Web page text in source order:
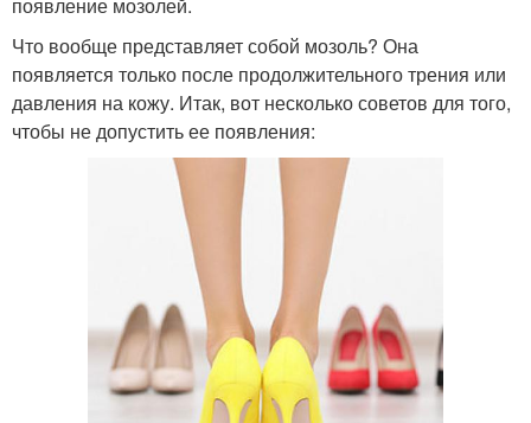
появление мозолей.
Что вообще представляет собой мозоль? Она
появляется только после продолжительного трения или
давления на кожу. Итак, вот несколько советов для того,
чтобы не допустить ее появления: